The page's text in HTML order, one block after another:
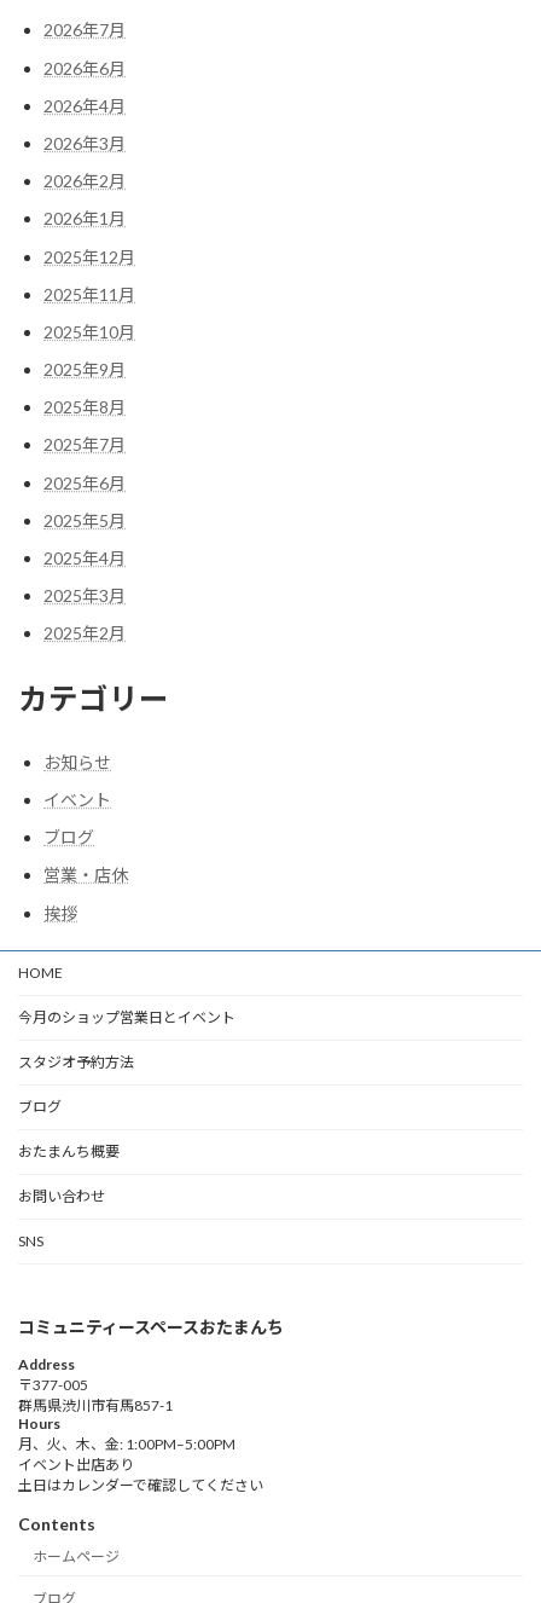
2026年7月
2026年6月
2026年4月
2026年3月
2026年2月
2026年1月
2025年12月
2025年11月
2025年10月
2025年9月
2025年8月
2025年7月
2025年6月
2025年5月
2025年4月
2025年3月
2025年2月
カテゴリー
お知らせ
イベント
ブログ
営業・店休
挨拶
HOME
今月のショップ営業日とイベント
スタジオ予約方法
ブログ
おたまんち概要
お問い合わせ
SNS
コミュニティースペースおたまんち
Address
〒377-005
群馬県渋川市有馬857-1
Hours
月、火、木、金: 1:00PM–5:00PM
イベント出店あり
土日はカレンダーで確認してください
Contents
ホームページ
ブログ